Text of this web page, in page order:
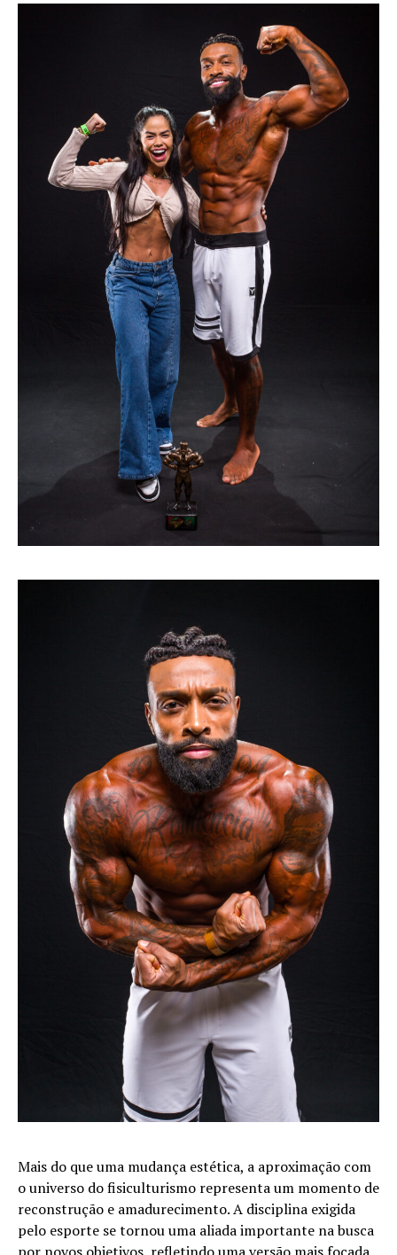
Mais do que uma mudança estética, a aproximação com
o universo do fisiculturismo representa um momento de
reconstrução e amadurecimento. A disciplina exigida
pelo esporte se tornou uma aliada importante na busca
por novos objetivos, refletindo uma versão mais focada